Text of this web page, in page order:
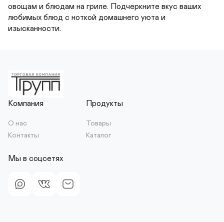
овощам и блюдам на гриле. Подчеркните вкус ваших
любимых блюд с ноткой домашнего уюта и
изысканности.
Компания
О нас
Контакты
Продукты
Товары
Каталог
Мы в соцсетях